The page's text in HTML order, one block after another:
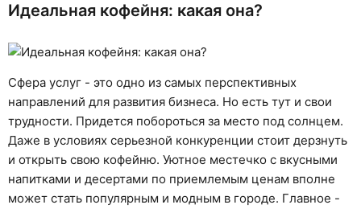
Город
Власть
Экономика
Общество
Рассказать новость
Идеальная кофейня: какая она?
Сфера услуг - это одно из самых перспективных
направлений для развития бизнеса. Но есть тут и свои
трудности. Придется побороться за место под солнцем.
Даже в условиях серьезной конкуренции стоит дерзнуть
и открыть свою кофейню. Уютное местечко с вкусными
напитками и десертами по приемлемым ценам вполне
может стать популярным и модным в городе. Главное -